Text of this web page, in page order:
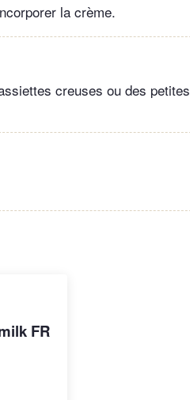
la crème.
creuses ou des petites
FR